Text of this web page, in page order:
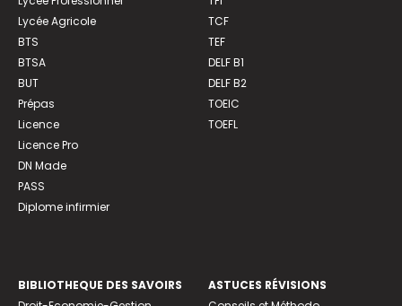
Lycée Agricole
BTS
BTSA
BUT
Prépas
Licence
Licence Pro
DN Made
PASS
Diplome infirmier
TCF
TEF
DELF B1
DELF B2
TOEIC
TOEFL
BIBLIOTHEQUE DES SAVOIRS
ASTUCES RÉVISIONS